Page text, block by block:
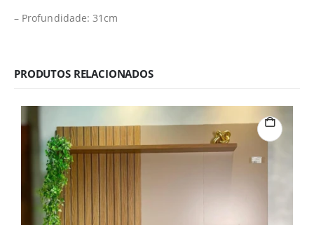
– Profundidade: 31cm
PRODUTOS RELACIONADOS